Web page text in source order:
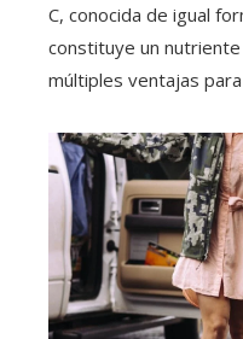
C, conocida de igual
constituye un
múltiples ventajas para